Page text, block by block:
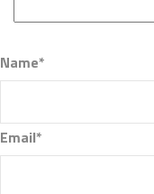
Name*
Email*